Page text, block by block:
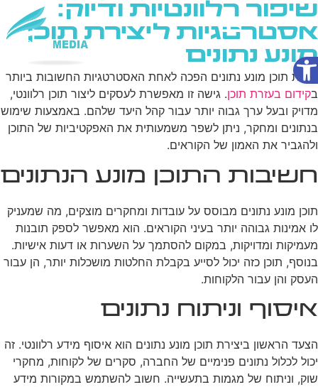
פתח סרגל נגישות
שיפור רלוונטיות ודיוק:
אסטרטגיות ליצירת תוכן
מונע נתונים
יצירת תוכן מונע נתונים הפכה לאחת האסטרטגיות החשובות ביותר
בקידום בעזרת תוכן. גישה זו מאפשרת לעסקים ליצור תוכן רלוונטי,
מדויק ובעל ערך גבוה יותר עבור קהל היעד שלהם. באמצעות שימוש
בנתונים ומחקר, ניתן לשפר משמעותית את האפקטיביות של התוכן
ולהגביר את האמון של הקוראים.
חשיבות התוכן מונע הנתונים
תוכן מונע נתונים מבוסס על עובדות ומחקרים מוצקים, מה שמעניק
לו אמינות גבוהה יותר בעיני הקוראים. הוא מאפשר לספק תובנות
מעמיקות ומדויקות, במקום להסתמך על השערות או דעות אישיות.
בנוסף, תוכן כזה יכול לסייע בקבלת החלטות מושכלות יותר, הן עבור
העסק והן עבור הלקוחות.
איסוף וניתוח נתונים
הצעד הראשון ביצירת תוכן מונע נתונים הוא איסוף מידע רלוונטי. זה
יכול לכלול נתונים פנימיים של החברה, סקרים של לקוחות, מחקרי
שוק, וניתוח של מגמות בתעשייה. חשוב להשתמש במקורות מידע